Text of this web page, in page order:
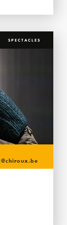
SPECTACLES